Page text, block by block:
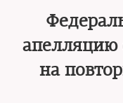
апелляцию
на